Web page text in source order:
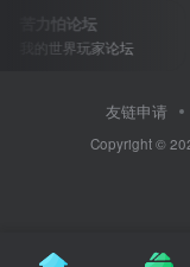
苦力怕论坛
我的世界玩家论坛
友链申请
Copyright ©